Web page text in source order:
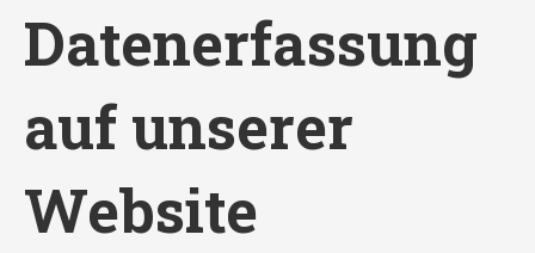
Datenerfassung
auf unserer
Website